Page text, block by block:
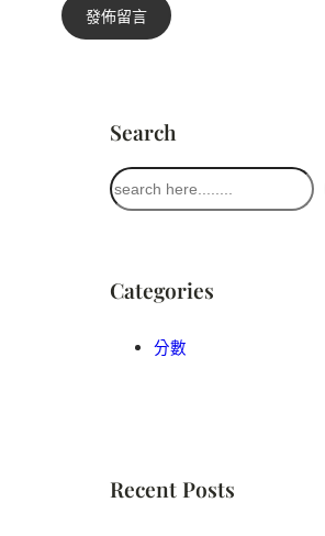
Search
搜
尋
Categories
分數
Recent Posts